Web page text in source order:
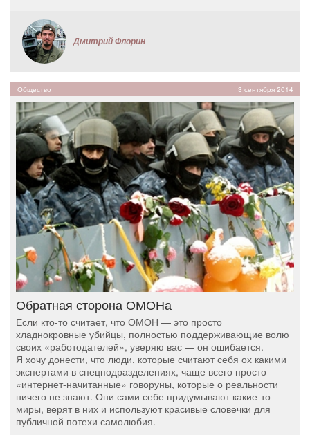
Дмитрий Флорин
Общество 3 сентября 2014
Обратная сторона ОМОНа
Если кто-то считает, что ОМОН — это просто
хладнокровные убийцы, полностью поддерживающие волю
своих «работодателей», уверяю вас — он ошибается.
Я хочу донести, что люди, которые считают себя ох какими
экспертами в спецподразделениях, чаще всего просто
«интернет-начитанные» говоруны, которые о реальности
ничего не знают. Они сами себе придумывают какие-то
миры, верят в них и используют красивые словечки для
публичной потехи самолюбия.